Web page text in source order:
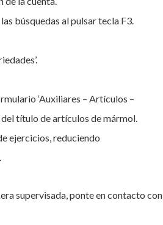
búsquedas al pulsar tecla F3.
‘Auxiliares – Artículos –
título de artículos de mármol.
ejercicios, reduciendo
supervisada, ponte en contacto con